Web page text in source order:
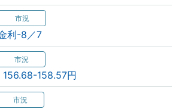
利-8／7
158.57円